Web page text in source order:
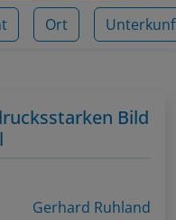
Ort
Bild
Gerhard Ruhland